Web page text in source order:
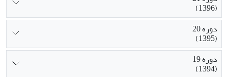
(1396)
دوره 20
(1395)
دوره 19
(1394)